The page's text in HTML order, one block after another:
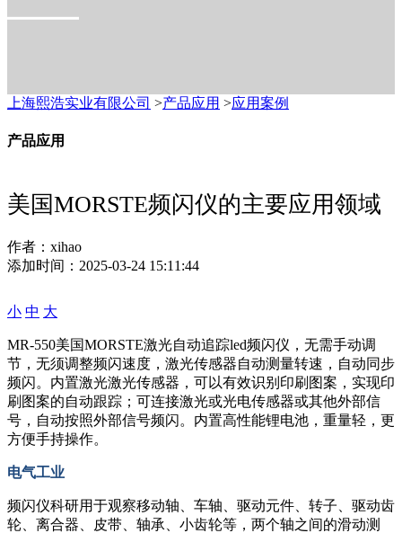
上海熙浩实业有限公司 >产品应用 >应用案例
产品应用
美国MORSTE频闪仪的主要应用领域
作者： xihao
添加时间： 2025-03-24 15:11:44
小 中 大
MR-550美国MORSTE激光自动追踪led频闪仪，无需手动调
节，无须调整频闪速度，激光传感器自动测量转速，自动同步
频闪。内置激光激光传感器，可以有效识别印刷图案，实现印
刷图案的自动跟踪；可连接激光或光电传感器或其他外部信
号，自动按照外部信号频闪。内置高性能锂电池，重量轻，更
方便手持操作。
电气工业
频闪仪科研用于观察移动轴、车轴、驱动元件、转子、驱动齿
轮、离合器、皮带、轴承、小齿轮等，两个轴之间的滑动测